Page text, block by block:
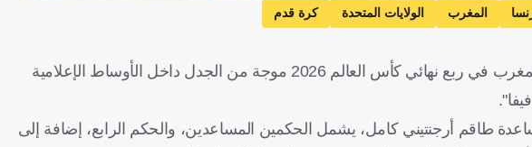
المغرب الولايات المتحدة كرة قدم
أثار تعيين طاقم تحكيم أرجنتيني بالكامل لإدارة مواجهة فرنسا والمغرب في ربع نهائي كأس العالم 2026 موجة من الجدل داخل الأوساط الإعلامية
طاقم أرجنتيني كامل، يشمل الحكمين المساعدين، والحكم الرابع، إضافة إلى